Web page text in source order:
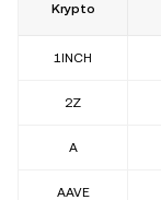
Krypto
1INCH
2Z
A
AAVE